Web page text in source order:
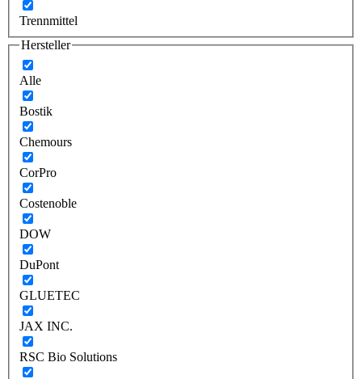
Trennmittel
Hersteller
Alle
Bostik
Chemours
CorPro
Costenoble
DOW
DuPont
GLUETEC
JAX INC.
RSC Bio Solutions